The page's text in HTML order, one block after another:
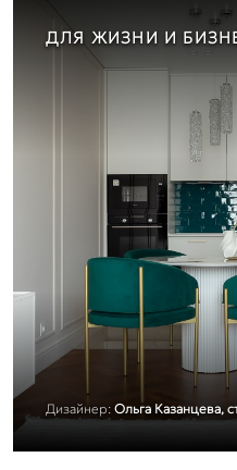
ДЛЯ ЖИЗНИ И
Дизайнер: Ольга Казанцева,